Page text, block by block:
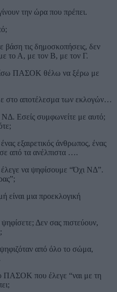
την ώρα που πρέπει.
τις δημοσκοπήσεις, δεν
το Α, με τον Β, με τον Γ.
ΠΑΣΟΚ θέλω να ξέρω με
αποτέλεσμα των εκλογών…
ΝΔ. Εσείς συμφωνείτε με αυτό;
εξαιρετικός άνθρωπος, ένας
από τα ανέλπιστα ….
να ψηφίσουμε “Όχι ΝΔ”.
είναι μια προεκλογική
Δεν σας πιστεύουν,
από όλο το σώμα,
ΠΑΣΟΚ που έλεγε “ναι με τη